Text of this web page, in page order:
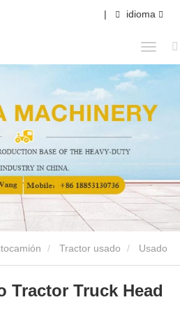
| idioma
Tractor usado
Tractor Truck Head